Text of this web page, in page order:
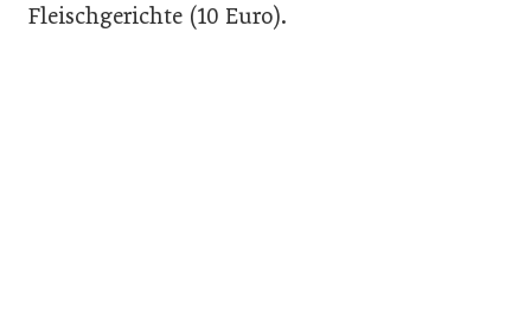
Fleischgerichte (10 Euro).